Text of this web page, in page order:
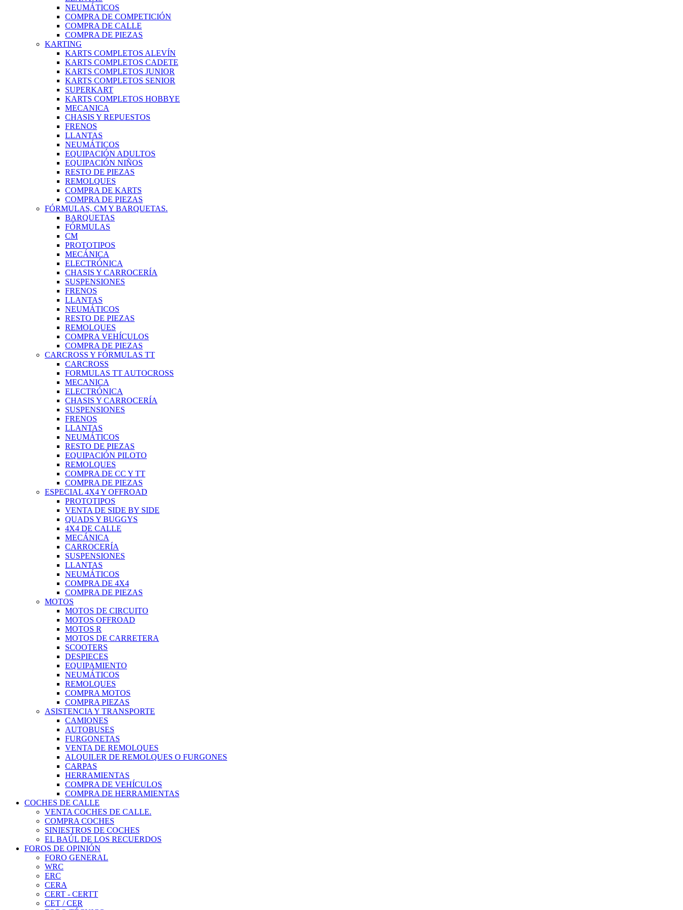
NEUMÁTICOS
COMPRA DE COMPETICIÓN
COMPRA DE CALLE
COMPRA DE PIEZAS
KARTING
KARTS COMPLETOS ALEVÍN
KARTS COMPLETOS CADETE
KARTS COMPLETOS JUNIOR
KARTS COMPLETOS SENIOR
SUPERKART
KARTS COMPLETOS HOBBYE
MECANICA
CHASIS Y REPUESTOS
FRENOS
LLANTAS
NEUMÁTICOS
EQUIPACIÓN ADULTOS
EQUIPACIÓN NIÑOS
RESTO DE PIEZAS
REMOLQUES
COMPRA DE KARTS
COMPRA DE PIEZAS
FÓRMULAS, CM Y BARQUETAS.
BARQUETAS
FÓRMULAS
CM
PROTOTIPOS
MECÁNICA
ELECTRÓNICA
CHASIS Y CARROCERÍA
SUSPENSIONES
FRENOS
LLANTAS
NEUMÁTICOS
RESTO DE PIEZAS
REMOLQUES
COMPRA VEHÍCULOS
COMPRA DE PIEZAS
CARCROSS Y FÓRMULAS TT
CARCROSS
FORMULAS TT AUTOCROSS
MECANICA
ELECTRÓNICA
CHASIS Y CARROCERÍA
SUSPENSIONES
FRENOS
LLANTAS
NEUMÁTICOS
RESTO DE PIEZAS
EQUIPACIÓN PILOTO
REMOLQUES
COMPRA DE CC Y TT
COMPRA DE PIEZAS
ESPECIAL 4X4 Y OFFROAD
PROTOTIPOS
VENTA DE SIDE BY SIDE
QUADS Y BUGGYS
4X4 DE CALLE
MECÁNICA
CARROCERÍA
SUSPENSIONES
LLANTAS
NEUMÁTICOS
COMPRA DE 4X4
COMPRA DE PIEZAS
MOTOS
MOTOS DE CIRCUITO
MOTOS OFFROAD
MOTOS R
MOTOS DE CARRETERA
SCOOTERS
DESPIECES
EQUIPAMIENTO
NEUMÁTICOS
REMOLQUES
COMPRA MOTOS
COMPRA PIEZAS
ASISTENCIA Y TRANSPORTE
CAMIONES
AUTOBUSES
FURGONETAS
VENTA DE REMOLQUES
ALQUILER DE REMOLQUES O FURGONES
CARPAS
HERRAMIENTAS
COMPRA DE VEHÍCULOS
COMPRA DE HERRAMIENTAS
COCHES DE CALLE
VENTA COCHES DE CALLE.
COMPRA COCHES
SINIESTROS DE COCHES
EL BAÚL DE LOS RECUERDOS
FOROS DE OPINIÓN
FORO GENERAL
WRC
ERC
CERA
CERT - CERTT
CET / CER